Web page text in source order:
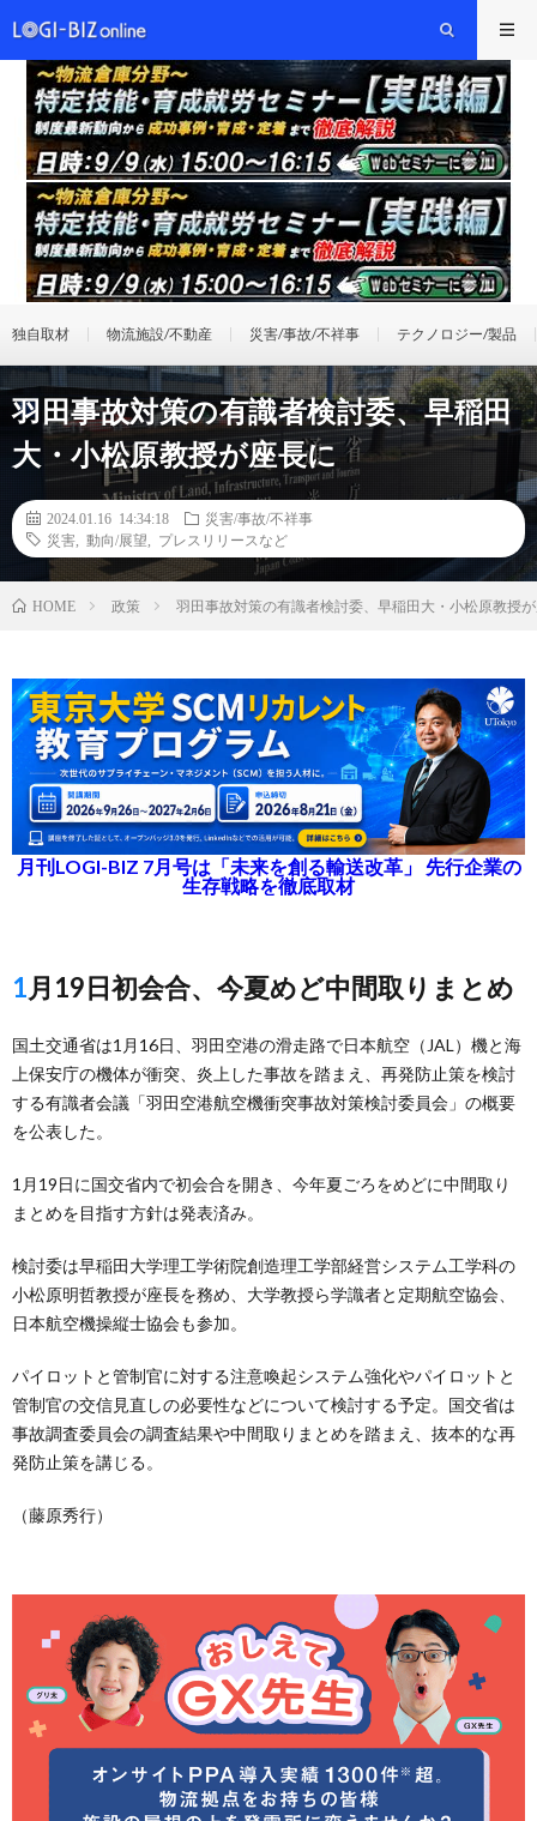
独自取材 物流施設/不動産 災害/事故/不祥事 テクノロジー/製品
羽田事故対策の有識者検討委、早稲田
大・小松原教授が座長に
2024.01.16 14:34:18
災害/事故/不祥事
災害
動向/展望 プレスリリースなど
HOME 政策 羽田事故対策の有識者検討委、早稲田大・小松原教授
月刊LOGI-BIZ 7月号は「未来を創る輸送改革」 先行企業の
生存戦略を徹底取材
1月19日初会合、今夏めど中間取りまとめ
国土交通省は1月16日、羽田空港の滑走路で日本航空（JAL）機と海
上保安庁の機体が衝突、炎上した事故を踏まえ、再発防止策を検討
する有識者会議「羽田空港航空機衝突事故対策検討委員会」の概要
を公表した。
1月19日に国交省内で初会合を開き、今年夏ごろをめどに中間取り
まとめを目指す方針は発表済み。
検討委は早稲田大学理工学術院創造理工学部経営システム工学科の
小松原明哲教授が座長を務め、大学教授ら学識者と定期航空協会、
日本航空機操縦士協会も参加。
パイロットと管制官に対する注意喚起システム強化やパイロットと
管制官の交信見直しの必要性などについて検討する予定。国交省は
事故調査委員会の調査結果や中間取りまとめを踏まえ、抜本的な再
発防止策を講じる。
（藤原秀行）